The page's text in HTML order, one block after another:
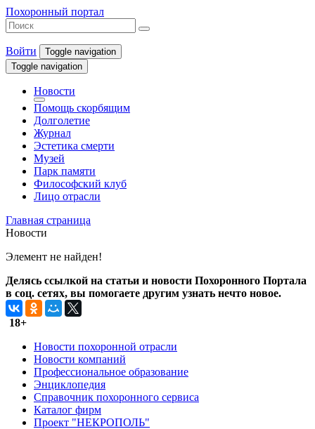
Похоронный портал
Войти
Toggle navigation
Toggle navigation
Новости
Помощь скорбящим
Долголетие
Журнал
Эстетика смерти
Музей
Парк памяти
Философский клуб
Лицо отрасли
Главная страница
Новости
Элемент не найден!
Делясь ссылкой на статьи и новости Похоронного Портала
в соц. сетях, вы помогаете другим узнать нечто новое.
18+
Новости похоронной отрасли
Новости компаний
Профессиональное образование
Энциклопедия
Справочник похоронного сервиса
Каталог фирм
Проект "НЕКРОПОЛЬ"